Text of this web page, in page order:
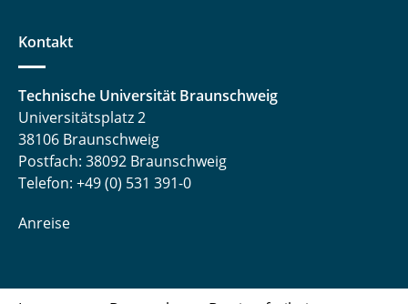
Kontakt
Technische Universität Braunschweig
Universitätsplatz 2
38106 Braunschweig
Postfach: 38092 Braunschweig
Telefon: +49 (0) 531 391-0
Anreise